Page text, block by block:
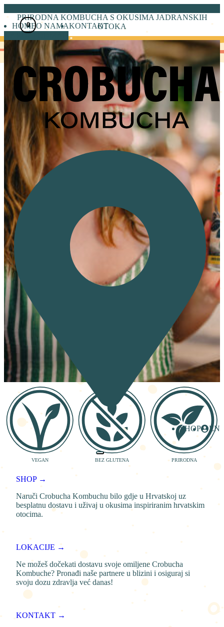
do
sadržaja
HOMEO NAMAKONTAKT
SHOP EN
0
PRIRODNA KOMBUCHA S OKUSIMA JADRANSKIH
OTOKA
NARUČI ODMAH
VEGAN BEZ GLUTENA PRIRODNA
SHOP →
Naruči Crobucha Kombuchu bilo gdje u Hrvatskoj uz
besplatnu dostavu i uživaj u okusima inspiriranim hrvatskim
otocima.
LOKACIJE →
Ne možeš dočekati dostavu svoje omiljene Crobucha
Kombuche? Pronađi naše partnere u blizini i osiguraj si
svoju dozu zdravlja već danas!
KONTAKT →